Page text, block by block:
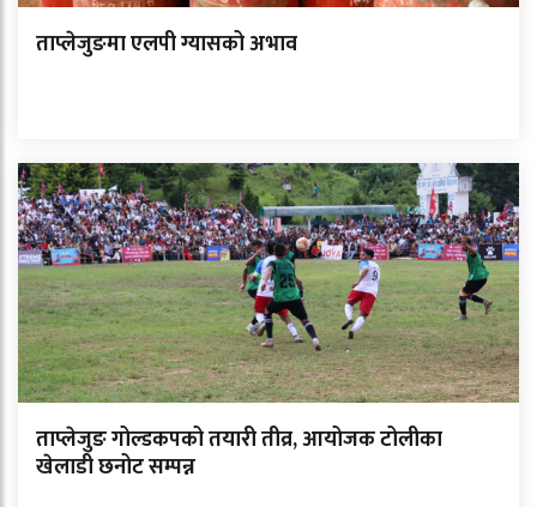
ताप्लेजुङमा एलपी ग्यासको अभाव
ताप्लेजुङ गोल्डकपको तयारी तीव्र, आयोजक टोलीका
खेलाडी छनोट सम्पन्न